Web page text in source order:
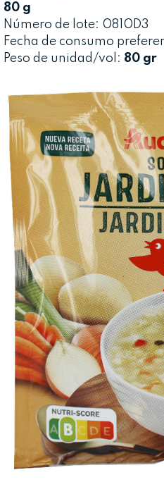
80 g
Número de lote: 0810D3
Fecha de consumo
Peso de unidad/vol: 80 gr